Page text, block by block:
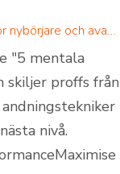
5 mentala knep för padeltennismatcher - för nybörjare och avancerade padelspelare
"5 mentala
skiljer proffs från
nivå.